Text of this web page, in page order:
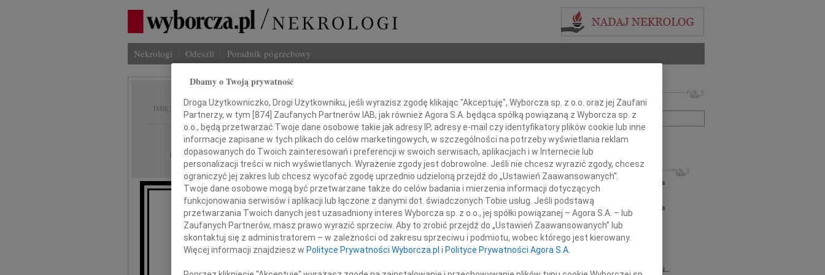
Nekrologi Odeszli Poradnik pogrzebowy
IMIĘ I NAZWISKO: Marian Latosiński
REGION: Częstochowa
DATA EMISJI: 20.12.2011
Pani
Annie Latosińskiej
Głównej Księgowej SM " Północ"
Imię i nazwisko lub numer ogłoszenia:
+ szukanie zaawansowane
INNE NEKROLOGI
Grzegorz Lipowski06.08.2026
Częstochowa
Z żalem przyjęliśmy wiadomość o śmierci...
Grzegorz Lipowski 05.08.2026
Częstochowa
Z żalem przyjęliśmy wiadomość o śmierci...
22.06.2026
Częstochowa
Wyrazy głębokiego współczucia oraz...
15.06.2026
Pani Joannie Jędrzejowskiej-Prokop radczyni...
Dbamy o Twoją prywatność
Droga Użytkowniczko, Drogi Użytkowniku, jeśli wyrazisz zgodę klikając "Akceptuję", Wyborcza sp. z o.o. oraz jej Zaufani
Partnerzy, w tym [874] Zaufanych Partnerów IAB, jak również Agora S.A. będąca spółką powiązaną z Wyborcza sp. z
o.o., będą przetwarzać Twoje dane osobowe takie jak adresy IP, adresy e-mail czy identyfikatory plików cookie lub inne
informacje zapisane w tych plikach do celów marketingowych, w szczególności na potrzeby wyświetlania reklam
dopasowanych do Twoich zainteresowań i preferencji w swoich serwisach, aplikacjach i w Internecie lub
personalizacji treści w nich wyświetlanych. Wyrażenie zgody jest dobrowolne. Jeśli nie chcesz wyrazić zgody, chcesz
ograniczyć jej zakres lub chcesz wycofać zgodę uprzednio udzieloną przejdź do „Ustawień Zaawansowanych”.
Twoje dane osobowe mogą być przetwarzane także do celów badania i mierzenia informacji dotyczących
funkcjonowania serwisów i aplikacji lub łączone z danymi dot. świadczonych Tobie usług. Jeśli podstawą
przetwarzania Twoich danych jest uzasadniony interes Wyborcza sp. z o.o., jej spółki powiązanej – Agora S.A. – lub
Zaufanych Partnerów, masz prawo wyrazić sprzeciw. Aby to zrobić przejdź do „Ustawień Zaawansowanych” lub
skontaktuj się z administratorem – w zależności od zakresu sprzeciwu i podmiotu, wobec którego jest kierowany.
Więcej informacji znajdziesz w Polityce Prywatności Wyborcza.pl i Polityce Prywatności Agora S.A.